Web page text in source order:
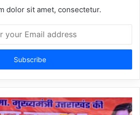
dolor sit amet, consectetur.